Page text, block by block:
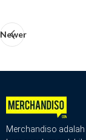
Newer
Merchandiso